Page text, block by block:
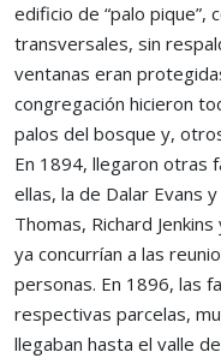
edificio de “palo pique”,
transversales, sin
ventanas eran
congregación hicieron
palos del bosque y,
En 1894, llegaron otras
ellas, la de Dalar Evans
Thomas, Richard
ya concurrían a las
personas. En 1896, las
respectivas parcelas,
llegaban hasta el valle